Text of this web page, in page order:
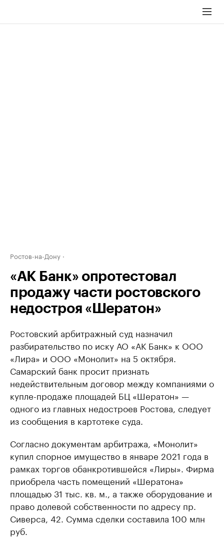
Ростов-на-Дону
«АК Банк» опротестовал
продажу части ростовского
недостроя «Шератон»
Ростовский арбитражный суд назначил
разбирательство по иску АО «АК Банк» к ООО
«Лира» и ООО «Монолит» на 5 октября.
Самарский банк просит признать
недействительным договор между компаниями о
купле-продаже площадей БЦ «Шератон» —
одного из главных недостроев Ростова, следует
из сообщения в картотеке суда.
Согласно документам арбитража, «Монолит»
купил спорное имущество в январе 2021 года в
рамках торгов обанкротившейся «Лиры». Фирма
приобрела часть помещений «Шератона»
площадью 31 тыс. кв. м., а также оборудование и
право долевой собственности по адресу пр.
Сиверса, 42. Сумма сделки составила 100 млн
руб.